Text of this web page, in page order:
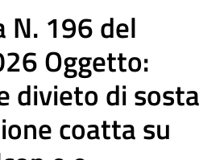
N. 196 del
Oggetto:
divieto di sosta
coatta su